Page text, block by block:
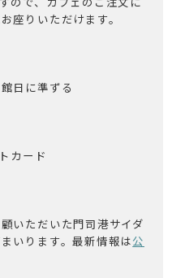
座りいただけます。
日に準ずる
カード
いただいた門司港サイダ
いります。最新情報は公